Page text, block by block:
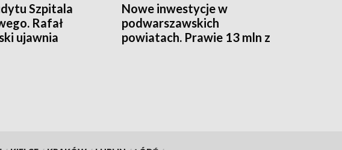
Szpitala
Rafał
ujawnia
Nowe inwestycje w
podwarszawskich
powiatach. Prawie 13 mln z